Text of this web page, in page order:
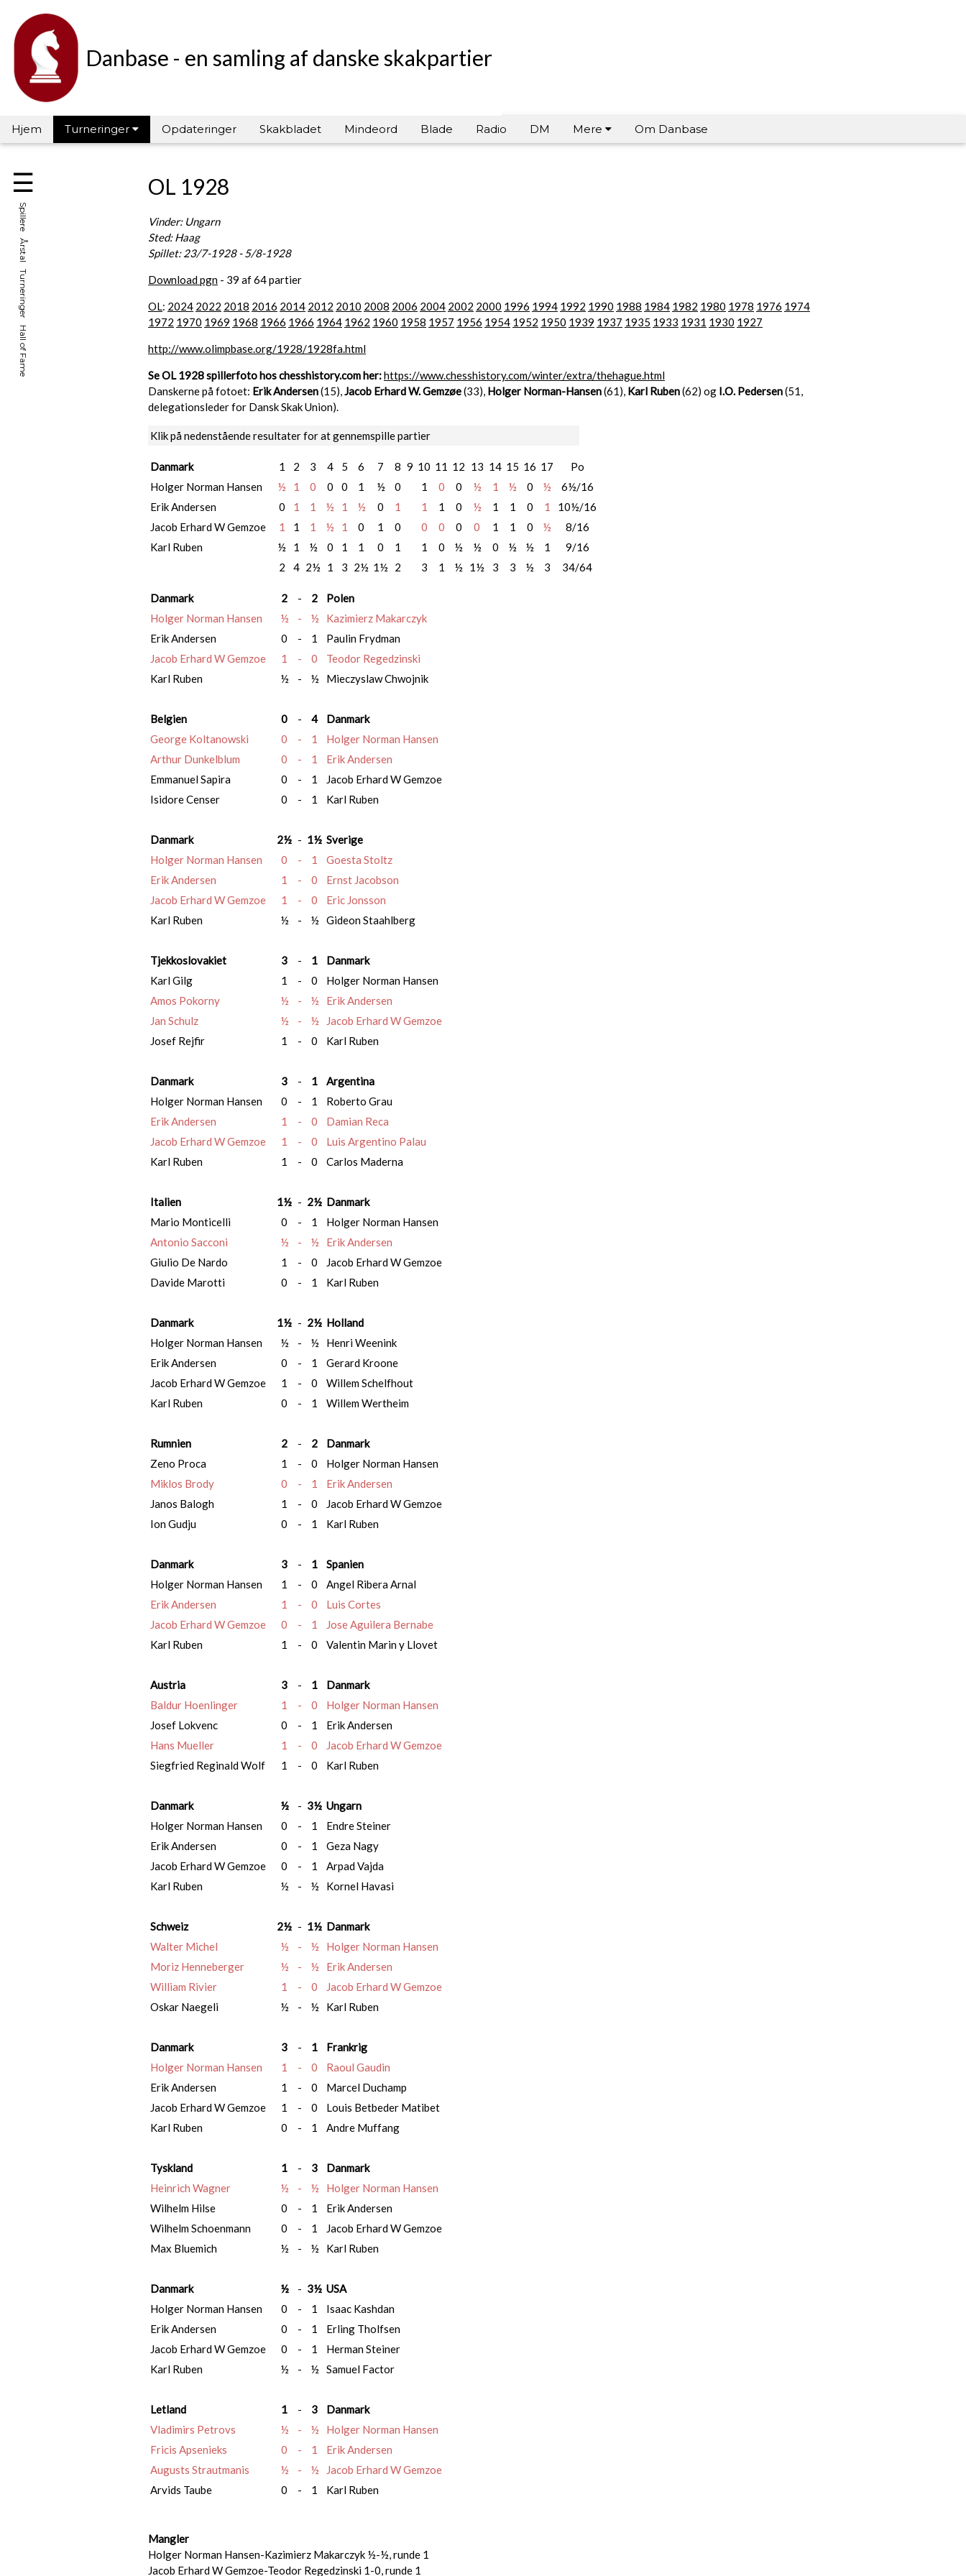
Danbase - en samling af danske skakpartier
Hjem Turneringer Opdateringer Skakbladet Mindeord Blade Radio DM Mere Om Danbase
☰
Spillere Årstal Turneringer Hall of Fame
OL 1928
Vinder: Ungarn
Sted: Haag
Spillet: 23/7-1928 - 5/8-1928
Download pgn - 39 af 64 partier
OL: 2024 2022 2018 2016 2014 2012 2010 2008 2006 2004 2002 2000 1996 1994 1992 1990 1988 1984 1982 1980 1978 1976 1974
1972 1970 1969 1968 1966 1966 1964 1962 1960 1958 1957 1956 1954 1952 1950 1939 1937 1935 1933 1931 1930 1927
http://www.olimpbase.org/1928/1928fa.html
Se OL 1928 spillerfoto hos chesshistory.com her:https://www.chesshistory.com/winter/extra/thehague.html
Danskerne på fotoet: Erik Andersen(15),Jacob Erhard W. Gemzøe(33), Holger Norman-Hansen(61), Karl Ruben(62) og I.O. Pedersen(51,
delegationsleder for Dansk Skak Union).
Klik på nedenstående resultater for at gennemspille partier
Danmark 1 2 3 4 5 6 7 8 9 10 11 12 13 14 15 16 17
Po
Holger Norman Hansen
½ 1 0 0 0 1 ½ 0 1 0 0 ½ 1 ½ 0 ½
6½/16
Erik Andersen
0 1 1 ½ 1 ½ 0 1 1 1 0 ½ 1 1 0 1
10½/16
Jacob Erhard W Gemzoe
1 1 1 ½ 1 0 1 0 0 0 0 0 1 1 0 ½
8/16
Karl Ruben
½ 1 ½ 0 1 1 0 1 1 0 ½ ½ 0 ½ ½ 1
9/16
2
4 2½ 1 3 2½ 1½ 2 3 1 ½ 1½ 3 3 ½ 3 34/64
Danmark 2 - 2
Polen
Holger Norman Hansen
½ - ½
Kazimierz Makarczyk
Erik Andersen
0 - 1
Paulin Frydman
Jacob Erhard W Gemzoe
1 - 0
Teodor Regedzinski
Karl Ruben
½ - ½ Mieczyslaw Chwojnik
Belgien 0 - 4
Danmark
George Koltanowski
0 - 1
Holger Norman Hansen
Arthur Dunkelblum
0 - 1
Erik Andersen
Emmanuel Sapira
0 - 1
Jacob Erhard W Gemzoe
Isidore Censer
0 - 1 Karl Ruben
Danmark 2½ - 1½ Sverige
Holger Norman Hansen
0 - 1
Goesta Stoltz
Erik Andersen
1 - 0
Ernst Jacobson
Jacob Erhard W Gemzoe
1 - 0
Eric Jonsson
Karl Ruben
½ - ½ Gideon Staahlberg
Tjekkoslovakiet 3 - 1
Danmark
Karl Gilg
1 - 0
Holger Norman Hansen
Amos Pokorny
½ - ½
Erik Andersen
Jan Schulz
½ - ½
Jacob Erhard W Gemzoe
Josef Rejfir
1 - 0 Karl Ruben
Danmark 3 - 1
Argentina
Holger Norman Hansen
0 - 1
Roberto Grau
Erik Andersen
1 - 0
Damian Reca
Jacob Erhard W Gemzoe
1 - 0
Luis Argentino Palau
Karl Ruben
1 - 0 Carlos Maderna
Italien 1½ - 2½ Danmark
Mario Monticelli
0 - 1
Holger Norman Hansen
Antonio Sacconi
½ - ½
Erik Andersen
Giulio De Nardo
1 - 0
Jacob Erhard W Gemzoe
Davide Marotti
0 - 1 Karl Ruben
Danmark 1½ - 2½ Holland
Holger Norman Hansen
½ - ½
Henri Weenink
Erik Andersen
0 - 1
Gerard Kroone
Jacob Erhard W Gemzoe
1 - 0
Willem Schelfhout
Karl Ruben
0 - 1 Willem Wertheim
Rumnien 2 - 2
Danmark
Zeno Proca
1 - 0
Holger Norman Hansen
Miklos Brody
0 - 1
Erik Andersen
Janos Balogh
1 - 0
Jacob Erhard W Gemzoe
Ion Gudju
0 - 1 Karl Ruben
Danmark 3 - 1
Spanien
Holger Norman Hansen
1 - 0
Angel Ribera Arnal
Erik Andersen
1 - 0
Luis Cortes
Jacob Erhard W Gemzoe
0 - 1
Jose Aguilera Bernabe
Karl Ruben
1 - 0 Valentin Marin y Llovet
Austria 3 - 1
Danmark
Baldur Hoenlinger
1 - 0
Holger Norman Hansen
Josef Lokvenc
0 - 1
Erik Andersen
Hans Mueller
1 - 0
Jacob Erhard W Gemzoe
Siegfried Reginald Wolf
1 - 0 Karl Ruben
Danmark ½ - 3½ Ungarn
Holger Norman Hansen
0 - 1
Endre Steiner
Erik Andersen
0 - 1
Geza Nagy
Jacob Erhard W Gemzoe
0 - 1
Arpad Vajda
Karl Ruben
½ - ½ Kornel Havasi
Schweiz 2½ - 1½ Danmark
Walter Michel
½ - ½
Holger Norman Hansen
Moriz Henneberger
½ - ½
Erik Andersen
William Rivier
1 - 0
Jacob Erhard W Gemzoe
Oskar Naegeli
½ - ½ Karl Ruben
Danmark 3 - 1
Frankrig
Holger Norman Hansen
1 - 0
Raoul Gaudin
Erik Andersen
1 - 0
Marcel Duchamp
Jacob Erhard W Gemzoe
1 - 0
Louis Betbeder Matibet
Karl Ruben
0 - 1 Andre Muffang
Tyskland 1 - 3
Danmark
Heinrich Wagner
½ - ½
Holger Norman Hansen
Wilhelm Hilse
0 - 1
Erik Andersen
Wilhelm Schoenmann
0 - 1
Jacob Erhard W Gemzoe
Max Bluemich
½ - ½ Karl Ruben
Danmark ½ - 3½ USA
Holger Norman Hansen
0 - 1
Isaac Kashdan
Erik Andersen
0 - 1
Erling Tholfsen
Jacob Erhard W Gemzoe
0 - 1
Herman Steiner
Karl Ruben
½ - ½ Samuel Factor
Letland 1 - 3
Danmark
Vladimirs Petrovs
½ - ½
Holger Norman Hansen
Fricis Apsenieks
0 - 1
Erik Andersen
Augusts Strautmanis
½ - ½
Jacob Erhard W Gemzoe
Arvids Taube
0 - 1 Karl Ruben
Mangler
Holger Norman Hansen-Kazimierz Makarczyk ½-½, runde 1
Jacob Erhard W Gemzoe-Teodor Regedzinski 1-0, runde 1